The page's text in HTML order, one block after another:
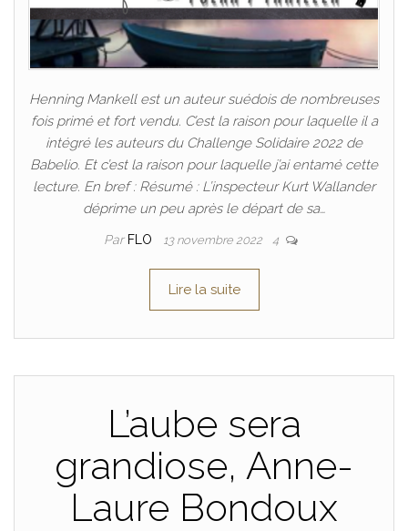
Henning Mankell est un auteur suédois de nombreuses
fois primé et fort vendu. C’est la raison pour laquelle il a
intégré les auteurs du Challenge Solidaire 2022 de
Babelio. Et c’est la raison pour laquelle j’ai entamé cette
lecture. En bref : Résumé : L’inspecteur Kurt Wallander
déprime un peu après le départ de sa…
Par FLO 13 novembre 2022 4
Lire la suite
L’aube sera
grandiose, Anne-
Laure Bondoux